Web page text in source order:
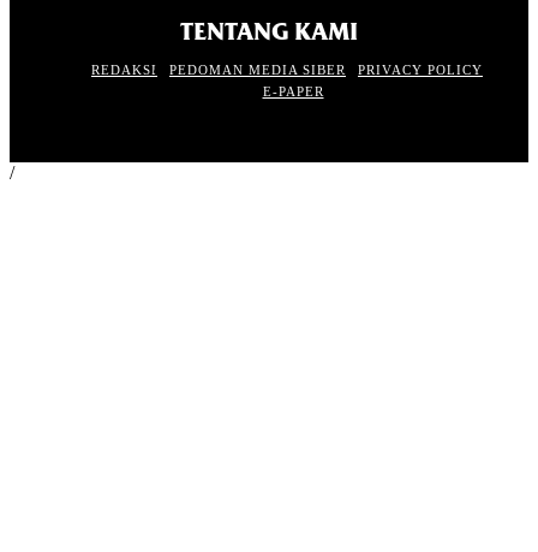
TENTANG KAMI
REDAKSI PEDOMAN MEDIA SIBER
PRIVACY POLICY
E-PAPER
/